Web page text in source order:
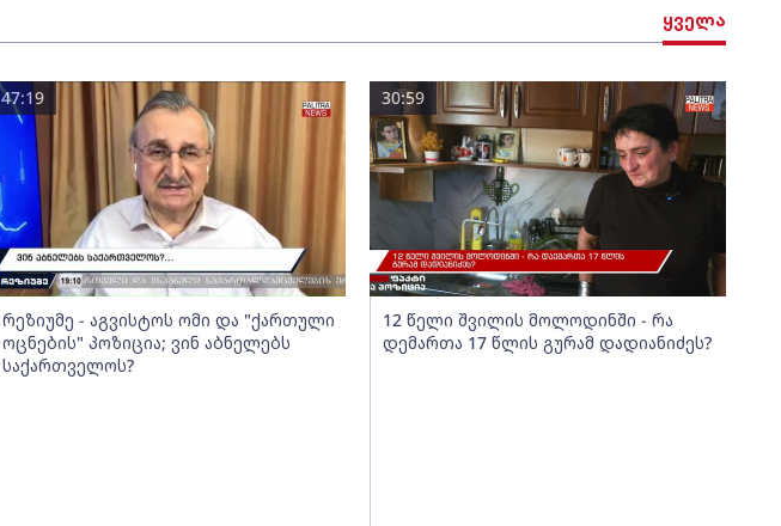
ყველა
რეზიუმე - აგვისტოს ომი და "ქართული
ოცნების" პოზიცია; ვინ აბნელებს
საქართველოს?
47:19
12 წელი შვილის მოლოდინში - რა
დემართა 17 წლის გურამ დადიანიძეს?
30:59